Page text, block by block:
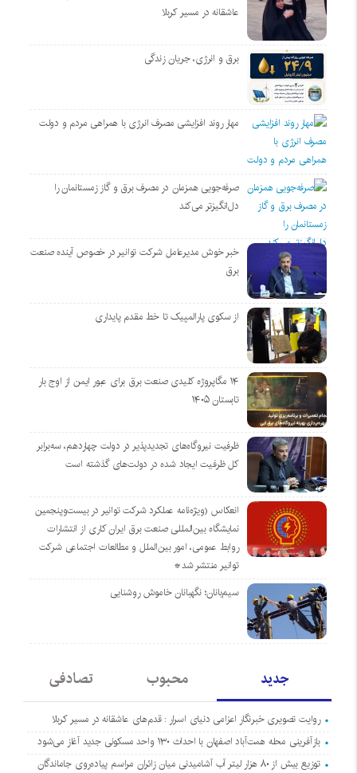
عاشقانه در مسیر کربلا
برق و انرژی، جریان زندگی
مهار روند افزایشی مصرف انرژی با همراهی مردم و دولت
صرفه‌جویی همزمان در مصرف برق و گاز زمستانمان را
دل‌انگیزتر می‌کند
خبر خوش مدیرعامل شرکت توانیر در خصوص آینده صنعت
برق
از سکوی پارالمپیک تا خط مقدم پایداری
۱۴ مگاپروژه‌ کلیدی صنعت برق برای عبور ایمن از اوج بار
تابستان ۱۴۰۵
ظرفیت نیروگاه‌های تجدیدپذیر در دولت چهاردهم، سه‌برابر
کل ظرفیت ایجاد شده در دولت‌های گذشته است
انعکاس (ویژه‌نامه عملکرد شرکت توانیر در بیست‌وپنجمین
نمایشگاه بین‌المللی صنعت برق ایران کاری از انتشارات
روابط عمومی، امور بین‌الملل و مطالعات اجتماعی شرکت
توانیر منتشر شد*
سیم‌بانان؛ نگهبانان خاموش روشنایی
جدید محبوب تصادفی
روایت تصویری خبرنگار اعزامی دنیای اسرار : قدم‌های عاشقانه در مسیر کربلا
بازآفرینی محله همت‌آباد اصفهان با احداث ۱۳۰ واحد مسکونی جدید آغاز می‌شود
توزیع بیش از ۸۰ هزار لیتر آب آشامیدنی میان زائران مراسم پیاده‌روی جاماندگان